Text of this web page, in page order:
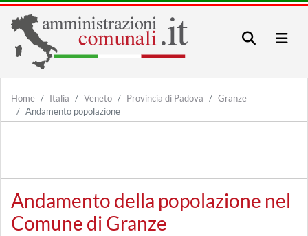
Home Italia Veneto Provincia di Padova
Granze
Andamento popolazione
Andamento della popolazione nel
Comune di Granze